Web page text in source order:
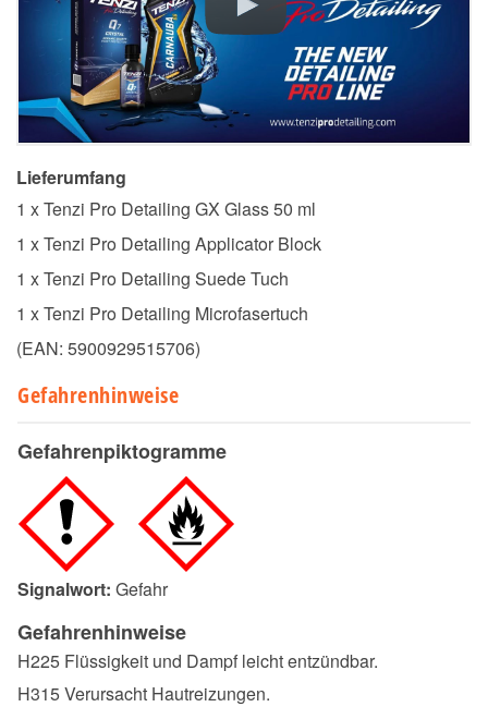
Lieferumfang
1 x Tenzi Pro Detailing GX Glass 50 ml
1 x Tenzi Pro Detailing Applicator Block
1 x Tenzi Pro Detailing Suede Tuch
1 x Tenzi Pro Detailing Microfasertuch
(EAN: 5900929515706)
Gefahrenhinweise
Gefahrenpiktogramme
Signalwort: Gefahr
Gefahrenhinweise
H225 Flüssigkeit und Dampf leicht entzündbar.
H315 Verursacht Hautreizungen.